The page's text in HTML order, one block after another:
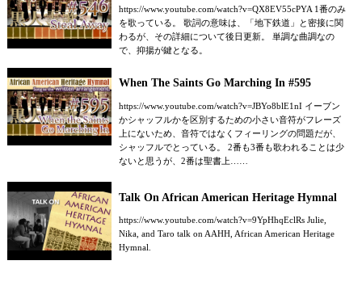
https://www.youtube.com/watch?v=QX8EV55cPYA 1番のみ
を歌っている。 歌詞の意味は、「地下鉄道」と密接に関
わるが、その詳細について後日更新。 単調な曲調なの
で、抑揚が鍵となる。
When The Saints Go Marching In #595
https://www.youtube.com/watch?v=JBYo8blE1nI イーブン
かシャッフルかを区別するための小さい音符がフレーズ
上にないため、音符ではなくフィーリングの問題だが、
シャッフルでとっている。 2番も3番も歌われることは少
ないと思うが、2番は聖書上……
Talk On African American Heritage Hymnal
https://www.youtube.com/watch?v=9YpHhqEclRs Julie,
Nika, and Taro talk on AAHH, African American Heritage
Hymnal.